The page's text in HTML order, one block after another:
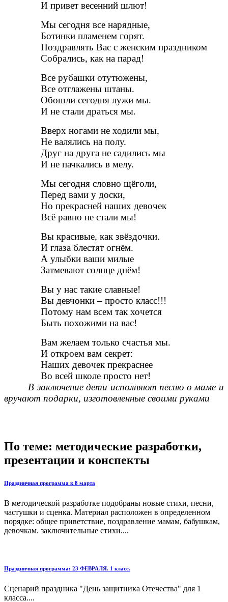
И привет весенний шлют!
Мы сегодня все нарядные,
Ботинки пламенем горят.
Поздравлять Вас с женским праздником
Собрались, как на парад!
Все рубашки отутюжены,
Все отглажены штаны.
Обошли сегодня лужи мы.
И не стали драться мы.
Вверх ногами не ходили мы,
Не валялись на полу.
Друг на друга не садились мы
И не пачкались в мелу.
Мы сегодня словно щёголи,
Перед вами у доски,
Но прекрасней наших девочек
Всё равно не стали мы!
Вы красивые, как звёздочки.
И глаза блестят огнём.
А улыбки ваши милые
Затмевают солнце днём!
Вы у нас такие славные!
Вы девчонки – просто класс!!!
Потому нам всем так хочется
Быть похожими на вас!
Вам желаем только счастья мы.
И откроем вам секрет:
Наших девочек прекраснее
Во всей школе просто нет!
В заключение дети исполняют песню о маме и
вручают подарки, изготовленные своими руками
По теме: методические разработки,
презентации и конспекты
Праздничная программа к 8 марта
В методической разработке подобраны новые стихи, песни,
частушки и сценка. Материал расположен в определенном
порядке: общее приветствие, поздравление мамам, бабушкам,
девочкам. заключительные стихи....
Праздничная программа: 23 ФЕВРАЛЯ. 1 класс.
Сценарий праздника "День защитника Отечества" для 1
класса....